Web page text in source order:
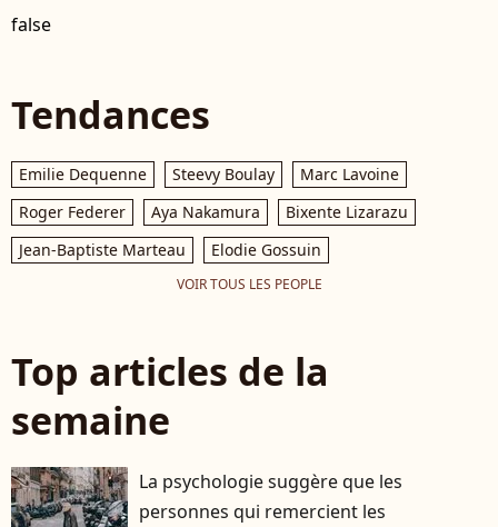
false
Tendances
Emilie Dequenne Steevy Boulay
Marc Lavoine
Roger Federer
Aya Nakamura
Bixente Lizarazu
Jean-Baptiste Marteau
Elodie Gossuin
VOIR TOUS LES PEOPLE
Top articles de la
semaine
La psychologie suggère que les
personnes qui remercient les